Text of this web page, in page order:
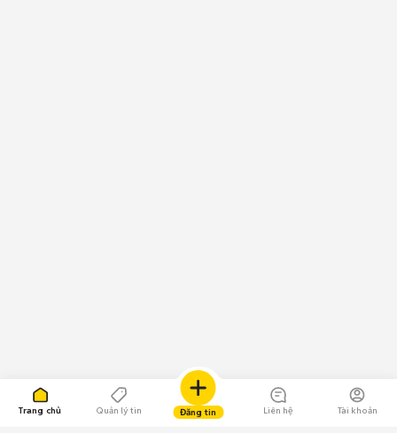
Trang chủ Quản lý tin Đăng tin Liên hệ Tài khoản